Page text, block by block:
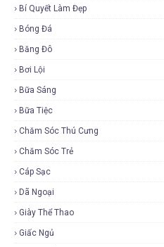
Bí Quyết Làm Đẹp
Bóng Đá
Băng Đô
Bơi Lội
Bữa Sáng
Bữa Tiệc
Chăm Sóc Thú Cưng
Chăm Sóc Trẻ
Cáp Sạc
Dã Ngoại
Giày Thể Thao
Giấc Ngủ